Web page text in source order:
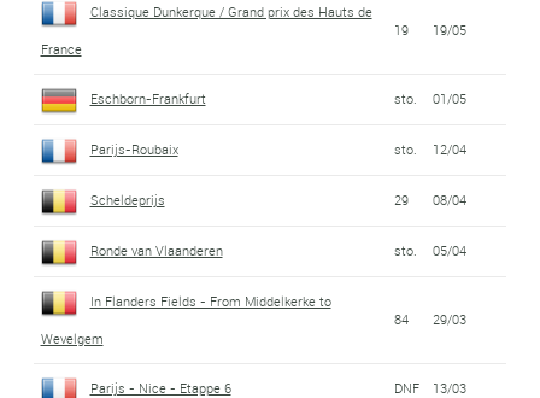
Classique Dunkerque / Grand prix des Hauts de
France
19 19/05
Eschborn-Frankfurt sto. 01/05
Parijs-Roubaix sto. 12/04
Scheldeprijs 29 08/04
Ronde van Vlaanderen sto. 05/04
In Flanders Fields - From Middelkerke to
Wevelgem
84 29/03
Parijs - Nice - Etappe 6 DNF 13/03